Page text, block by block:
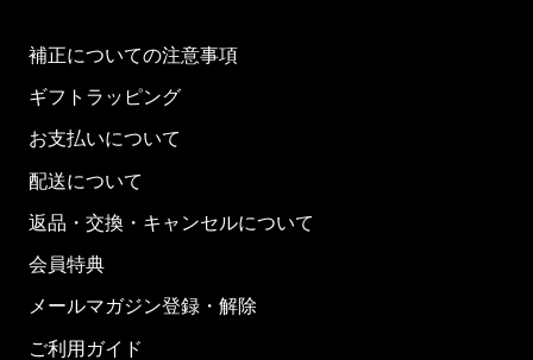
補正についての注意事項
ギフトラッピング
お支払いについて
配送について
返品・交換・キャンセルについて
会員特典
メールマガジン登録・解除
ご利用ガイド